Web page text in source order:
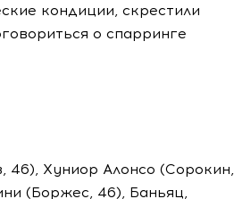
кондиции, скрестили
о спарринге
Хуниор Алонсо (Сорокин,
(Боржес, 46), Баньяц,